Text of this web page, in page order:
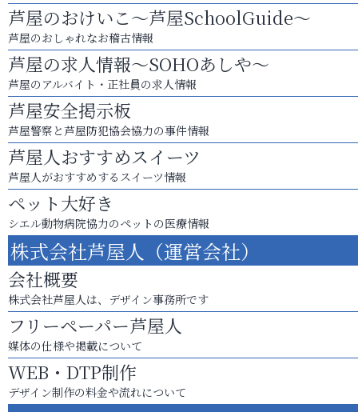
芦屋のおけいこ～芦屋SchoolGuide～
芦屋のおしゃれなお稽古情報
芦屋の求人情報～SOHOあしや～
芦屋のアルバイト・正社員の求人情報
芦屋安全掲示板
芦屋警察と芦屋防犯協会協力の事件情報
芦屋人おすすめスイーツ
芦屋人がおすすめするスイーツ情報
ペット大好き
シエル動物病院協力のペットの医療情報
株式会社芦屋人（運営会社）
会社概要
株式会社芦屋人は、デザイン事務所です
フリーペーパー芦屋人
媒体の仕様や掲載について
WEB・DTP制作
デザイン制作の料金や流れについて